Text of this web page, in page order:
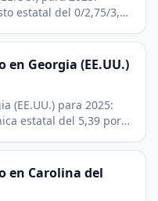
estatal del 0/2,75/3,5
Georgia (EE.UU.)
(EE.UU.) para 2025:
estatal del 5,39 por
en Carolina del